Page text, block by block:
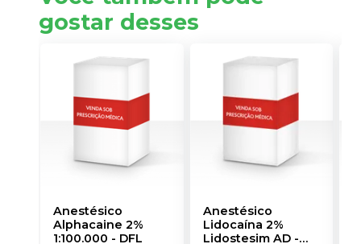
gostar desses
Anestésico
Alphacaine 2%
1:100.000 - DFL
Anestésico
Lidocaína 2%
Lidostesim AD-